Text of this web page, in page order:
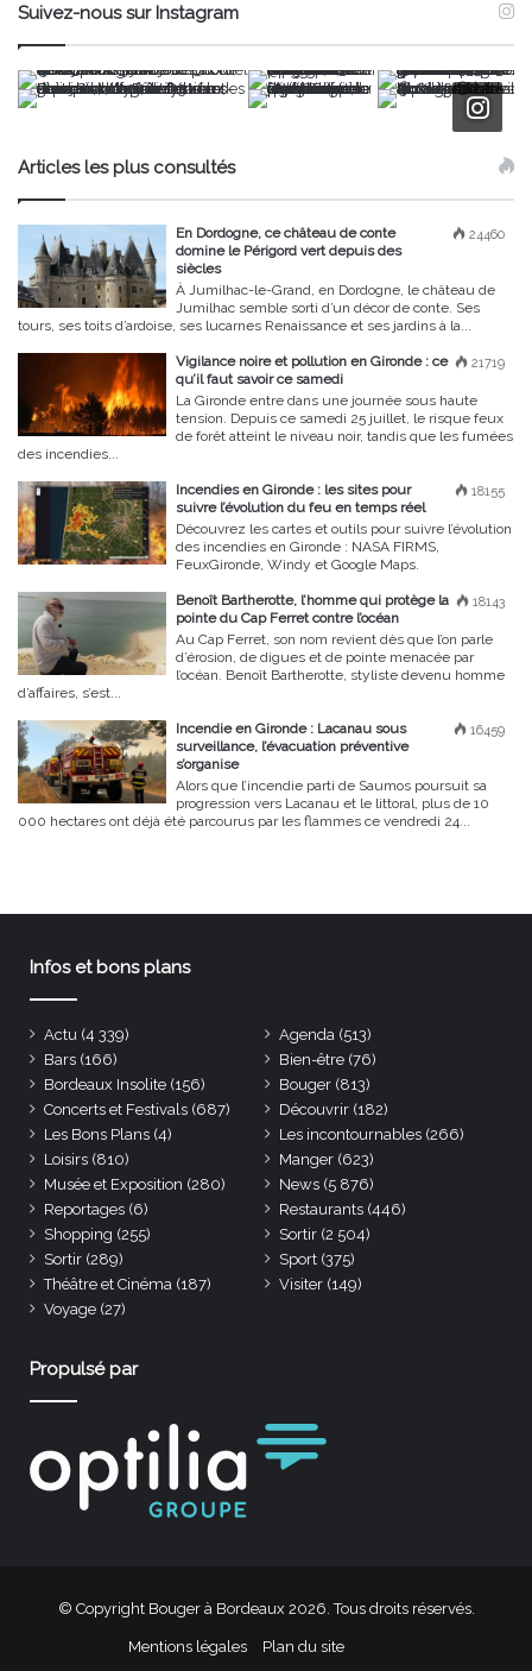
Suivez-nous sur Instagram
Articles les plus consultés
24460
En Dordogne, ce château de conte
domine le Périgord vert depuis des
siècles
À Jumilhac-le-Grand, en Dordogne, le château de
Jumilhac semble sorti d’un décor de conte. Ses
tours, ses toits d’ardoise, ses lucarnes Renaissance et ses jardins à la...
21719
Vigilance noire et pollution en Gironde : ce
qu’il faut savoir ce samedi
La Gironde entre dans une journée sous haute
tension. Depuis ce samedi 25 juillet, le risque feux
de forêt atteint le niveau noir, tandis que les fumées
des incendies...
18155
Incendies en Gironde : les sites pour
suivre l’évolution du feu en temps réel
Découvrez les cartes et outils pour suivre l’évolution
des incendies en Gironde : NASA FIRMS,
FeuxGironde, Windy et Google Maps.
18143
Benoît Bartherotte, l’homme qui protège la
pointe du Cap Ferret contre l’océan
Au Cap Ferret, son nom revient dès que l’on parle
d’érosion, de digues et de pointe menacée par
l’océan. Benoît Bartherotte, styliste devenu homme
d’affaires, s’est...
16459
Incendie en Gironde : Lacanau sous
surveillance, l’évacuation préventive
s’organise
Alors que l’incendie parti de Saumos poursuit sa
progression vers Lacanau et le littoral, plus de 10
000 hectares ont déjà été parcourus par les flammes ce vendredi 24...
Infos et bons plans
Actu (4 339) Agenda (513)
Bars (166) Bien-être (76)
Bordeaux Insolite (156) Bouger (813)
Concerts et Festivals (687) Découvrir (182)
Les Bons Plans (4) Les incontournables (266)
Loisirs (810) Manger (623)
Musée et Exposition (280) News (5 876)
Reportages (6) Restaurants (446)
Shopping (255) Sortir (2 504)
Sortir (289) Sport (375)
Théâtre et Cinéma (187) Visiter (149)
Voyage (27)
Propulsé par
© Copyright Bouger à Bordeaux 2026. Tous droits réservés.
Mentions légales Plan du site